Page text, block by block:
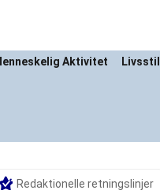
Aktivitet Livsstil
Redaktionelle retningslinjer